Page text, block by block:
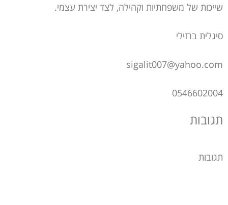
שייכות של משפחתיות וקהילה, לצד יצירת עצמי.
סיגלית ברזילי
sigalit007@yahoo.com
0546602004
תגובות
תגובות